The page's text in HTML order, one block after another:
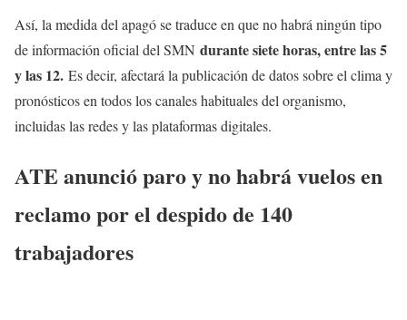
Así, la medida del apagó se traduce en que no habrá ningún tipo
de información oficial del SMN durante siete horas, entre las 5
y las 12. Es decir, afectará la publicación de datos sobre el clima y
pronósticos en todos los canales habituales del organismo,
incluidas las redes y las plataformas digitales.
ATE anunció paro y no habrá vuelos en
reclamo por el despido de 140
trabajadores